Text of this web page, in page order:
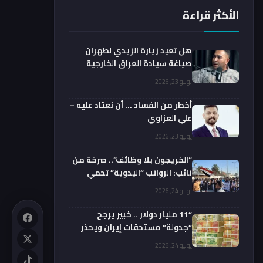
الأكثر قراءة
هل تعيد زيارة الزيدي لطهران
صياغة سيادة العراق الخارجية
فعليا؟.. باحث يوضحيوليو 23, 2026
أخطر من الفساد … أن نعتاد عليه –
علي العزاوي
يوليو 23, 2026
“الخريجون بلا وظائف”.. صرخة من
نائب: الرواتب “اليدوية” تحمي
الفضائيين!يوليو 24, 2026
“11 مليار دولار .. خبير يرجح
“جدولة” مستحقات إيران ويحذر
من السداد الفورييوليو 24, 2026